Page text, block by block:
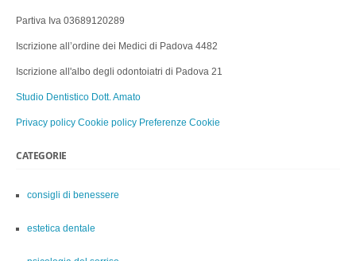
Partiva Iva 03689120289
Iscrizione all’ordine dei Medici di Padova 4482
Iscrizione all'albo degli odontoiatri di Padova 21
Studio Dentistico Dott. Amato
Privacy policy Cookie policy Preferenze Cookie
CATEGORIE
consigli di benessere
estetica dentale